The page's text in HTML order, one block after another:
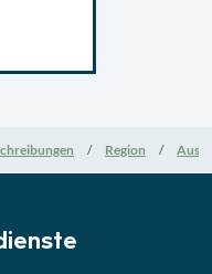
Region